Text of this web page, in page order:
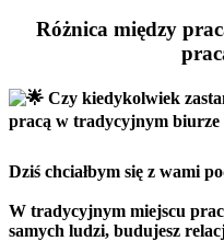
Różnica między
Czy kiedykolwiek
pracą w tradycyjnym biurze
Dziś chciałbym się z wami
W tradycyjnym miejscu
samych ludzi, budujesz